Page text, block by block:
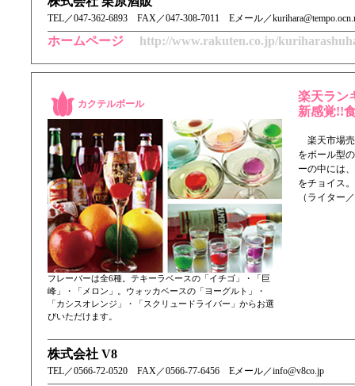
TEL／ 047-362-6893 FAX／047-308-7011 Eメール／
ホームページ http://www.rakuten.co.jp/
カクテルボール
フレーバーは全6種。テキーラベースの「イチゴ」・「巨
峰」・「メロン」。ウォッカベースの「ヨーグルト」・
「カシスオレンジ」・「スクリュードライバー」からお選
びいただけます。
楽天ラン
新感覚!!
楽天市場売
をボール型
ーの中には
をチョイス
（ライター
株式会社 V8
TEL／ 0566-72-0520 FAX／0566-77-6456 Eメール／info@v8co.jp